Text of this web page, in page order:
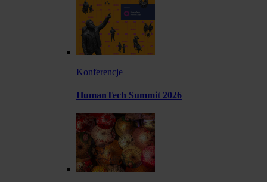
Konferencje
HumanTech Summit 2026